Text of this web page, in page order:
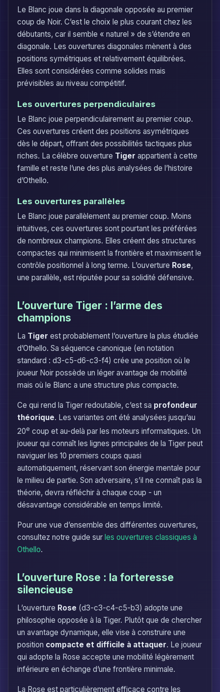
Le Blanc joue dans la diagonale opposée au premier
coup de Noir. C’est le choix le plus courant chez les
débutants, car il semble « naturel » de s’étendre en
diagonale. Les ouvertures diagonales mènent à des
positions symétriques et relativement équilibrées.
Elles sont considérées comme solides mais
prévisibles au niveau compétitif.
Les ouvertures perpendiculaires
Le Blanc joue perpendiculairement au premier coup.
Ces ouvertures créent des positions asymétriques
dès le départ, offrant des possibilités tactiques plus
riches. La célèbre ouverture Tiger appartient à cette
famille et reste l’une des plus analysées de l’histoire
d’Othello.
Les ouvertures parallèles
Le Blanc joue parallèlement au premier coup. Moins
intuitives, ces ouvertures sont pourtant les préférées
de nombreux champions. Elles créent des structures
compactes qui minimisent la frontière et maximisent le
contrôle positionnel à long terme. L’ouverture Rose,
une parallèle, est réputée pour sa solidité défensive.
L’ouverture Tiger : l’arme des
champions
La Tiger est probablement l’ouverture la plus étudiée
d’Othello. Sa séquence canonique (en notation
standard : d3-c5-d6-c3-f4) crée une position où le
joueur Noir possède un léger avantage de mobilité
mais où le Blanc a une structure plus compacte.
Ce qui rend la Tiger redoutable, c’est sa profondeur
théorique. Les variantes ont été analysées jusqu’au
20e coup et au-delà par les moteurs informatiques. Un
joueur qui connaît les lignes principales de la Tiger peut
naviguer les 10 premiers coups quasi
automatiquement, réservant son énergie mentale pour
le milieu de partie. Son adversaire, s’il ne connaît pas la
théorie, devra réfléchir à chaque coup - un
désavantage considérable en temps limité.
Pour une vue d’ensemble des différentes ouvertures,
consultez notre guide sur les ouvertures classiques à
Othello.
L’ouverture Rose : la forteresse
silencieuse
L’ouverture Rose (d3-c3-c4-c5-b3) adopte une
philosophie opposée à la Tiger. Plutôt que de chercher
un avantage dynamique, elle vise à construire une
position compacte et difficile à attaquer. Le joueur
qui adopte la Rose accepte une mobilité légèrement
inférieure en échange d’une frontière minimale.
La Rose est particulièrement efficace contre les